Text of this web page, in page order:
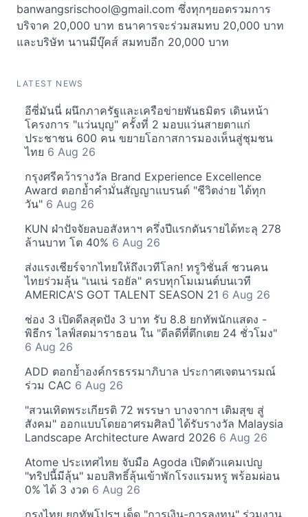
banwangsrischool@gmail.com ซึ่งทุกๆยอดรวมการ
บริจาค 20,000 บาท ธนาคารจะร่วมสมทบ 20,000 บาท
และบริษัท นานมีบุ๊คส์ สมทบอีก 20,000 บาท
LATEST NEWS
อีซี่มันนี่ ผนึกภาครัฐและเครือข่ายพันธมิตร เดินหน้า
โครงการ "แว่นบุญ" ครั้งที่ 2 มอบแว่นสายตาแก่
ประชาชน 600 คน ขยายโอกาสการมองเห็นสู่ชุมชน
ไทย 6 Aug 26
กรุงศรีคว้ารางวัล Brand Experience Excellence
Award ตอกย้ำคำมั่นสัญญาแบรนด์ "ชีวิตง่าย ได้ทุก
วัน" 6 Aug 26
KUN ฝ่าปัจจัยลบอสังหาฯ ครึ่งปีแรกดันรายได้ทะลุ 278
ล้านบาท โต 40% 6 Aug 26
ส่งแรงเชียร์จากไทยให้ถึงเวทีโลก! ทรูวิชั่นส์ ชวนคน
ไทยร่วมลุ้น "เนเน่ รอยัล" ครบทุกโมเมนต์บนเวที
AMERICA'S GOT TALENT SEASON 21 6 Aug 26
ช่อง 3 เปิดดีลสุดปัง 3 บาท รับ 8.8 ยกทัพนักแสดง -
พิธีกร ไลฟ์สดมาราธอน ใน "ดีลดีที่ตึกเตย 24 ชั่วโมง"
6 Aug 26
ADD ตอกย้ำองค์กรธรรมาภิบาล ประกาศเจตนารมณ์
ร่วม CAC 6 Aug 26
"สวนเทิดพระเกียรติ 72 พรรษา บางจากฯ เติมสุข สู่
สังคม" ออกแบบโดยอาศรมศิลป์ ได้รับรางวัล Malaysia
Landscape Architecture Award 2026 6 Aug 26
Atome ประเทศไทย จับมือ Agoda เปิดตัวแคมเปญ
"ทริปนี้มีลุ้น" มอบสิทธิ์ลุ้นเข้าพักโรงแรมหรู พร้อมผ่อน
0% ได้ 3 งวด 6 Aug 26
กรุงไทย ยกทัพโปรฯ เด็ด "การเงิน-การลงทุน" ร่วมงาน